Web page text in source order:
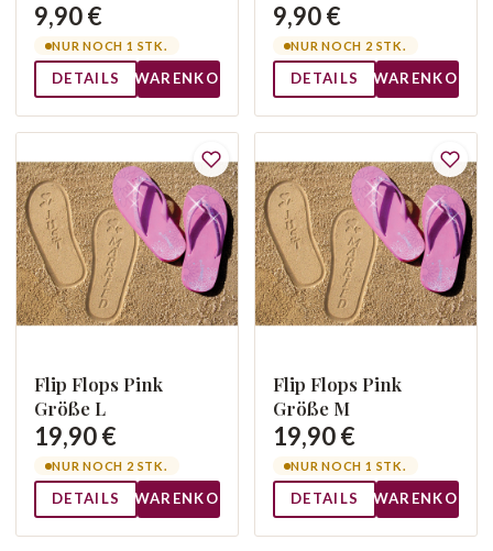
9,90 €
NUR NOCH 1 STK.
DETAILS WARENKORB
9,90 €
NUR NOCH 2 STK.
DETAILS WARENKORB
Flip Flops Pink
Größe L
19,90 €
NUR NOCH 2 STK.
DETAILS WARENKORB
Flip Flops Pink
Größe M
19,90 €
NUR NOCH 1 STK.
DETAILS WARENKORB